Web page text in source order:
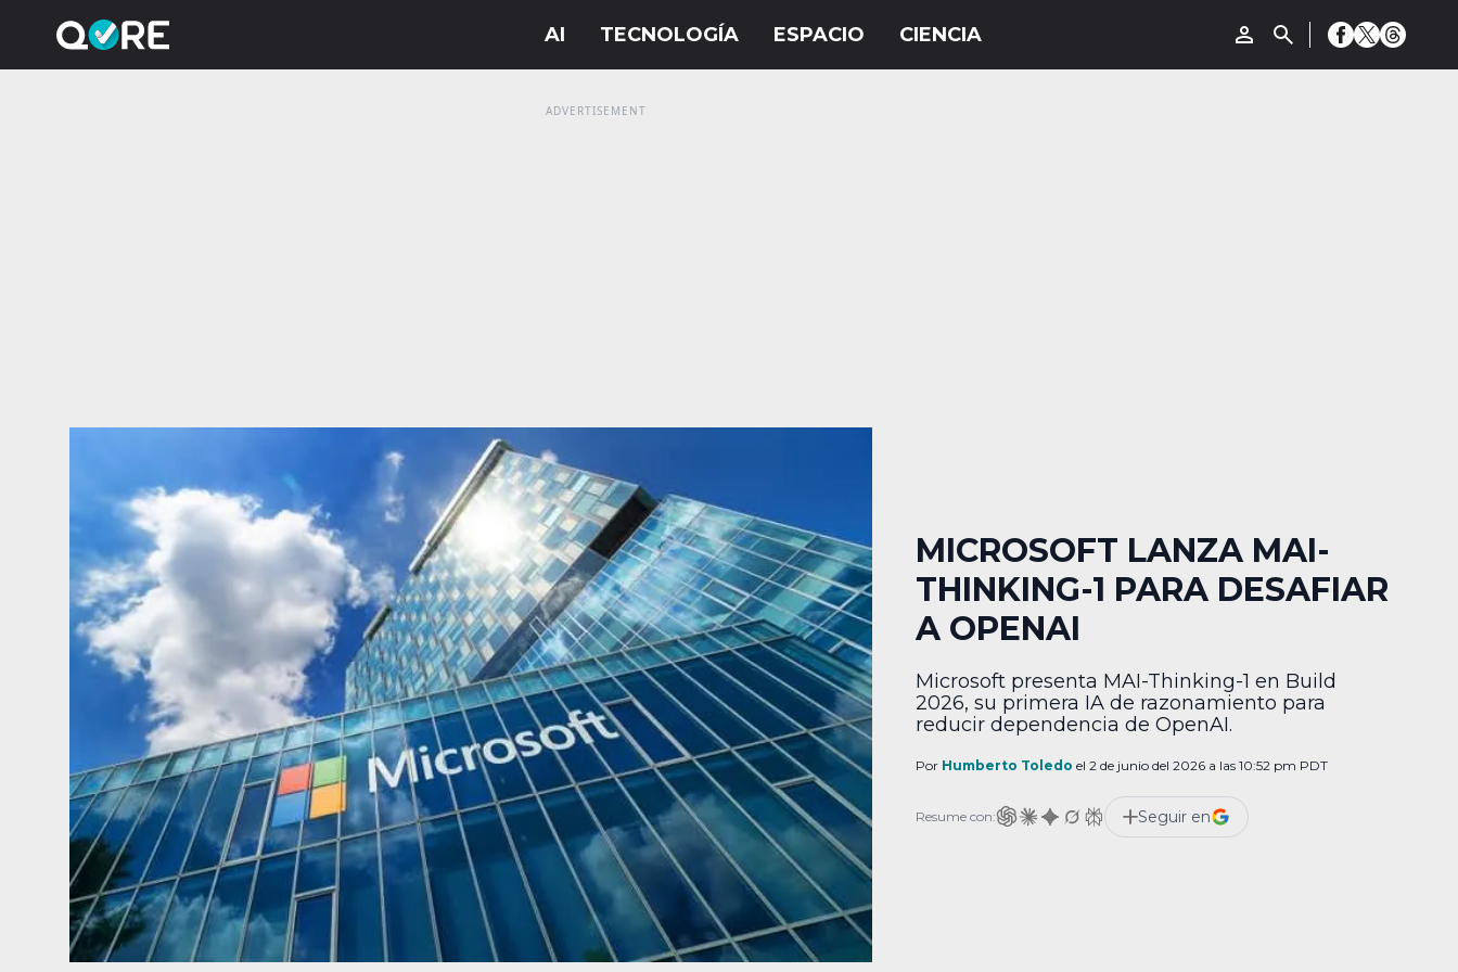
MICROSOFT LANZA MAI-
THINKING-1 PARA DESAFIAR
A OPENAI
Microsoft presenta MAI-Thinking-1 en Build
2026, su primera IA de razonamiento para
reducir dependencia de OpenAI.
Por Humberto Toledo el 2 de junio del 2026 a las 10:52 pm PDT
Resume con: Seguir en